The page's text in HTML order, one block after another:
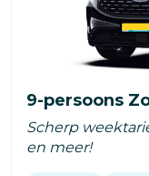
9-persoons
Scherp
en meer!